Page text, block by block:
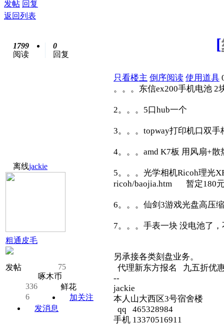
发帖 回复
返回列表
1799
阅读
0
回复
[
离线jackie
粗通皮毛
发帖
75
啄木币
336
鲜花
6
加关注
发消息
只看楼主 倒序阅读 使用道具
。。。东信ex200手机
2。。。5口hub
3。。。topway打印机
4。。。amd K7板 用
5。。。光学相机Ricoh理光
ricoh/baojia.htm 暂定180
6。。。仙剑3游戏光盘
7。。。手表一块 没电池了
另承接各类刻盘业务。
代理新东方报名 九五折优
--
jackie
本人山大西区3号宿舍楼
qq 465328984
手机 13370516911